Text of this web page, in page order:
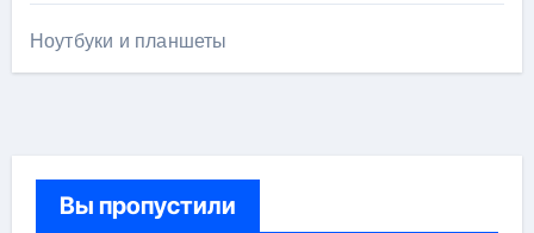
Ноутбуки и планшеты
Вы пропустили